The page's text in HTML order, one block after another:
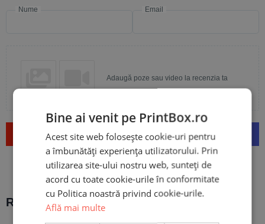
Nume Email
Adaugă poze sau video la recenzia ta
Trimite
Recomandări populare:
Bine ai venit pe PrintBox.ro
Acest site web folosește cookie-uri pentru
a îmbunătăți experiența utilizatorului. Prin
utilizarea site-ului nostru web, sunteți de
acord cu toate cookie-urile în conformitate
cu Politica noastră privind cookie-urile.
Află mai multe